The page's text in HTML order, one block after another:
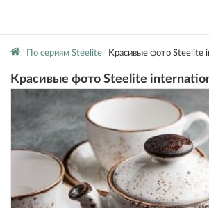
По сериям Steelite Красивые фото Steelite
Красивые фото Steelite